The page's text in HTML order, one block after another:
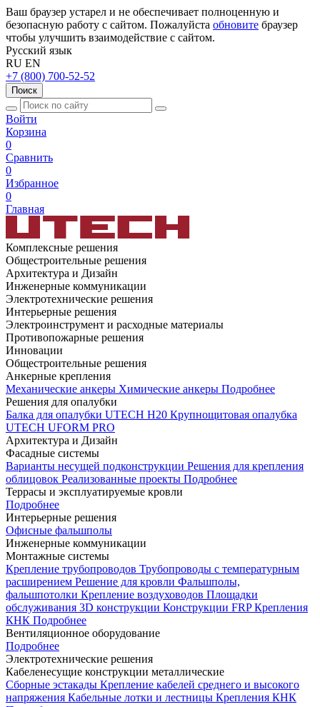
Ваш браузер устарел и не обеспечивает полноценную и
безопасную работу с сайтом. Пожалуйста обновите браузер
чтобы улучшить взаимодействие с сайтом.
Русский язык
RU EN
+7 (800) 700-52-52
Поиск
Войти
Корзина
0
Сравнить
0
Избранное
0
Главная
Комплексные решения
Общестроительные решения
Архитектура и Дизайн
Инженерные коммуникации
Электротехнические решения
Интерьерные решения
Электроинструмент и расходные материалы
Противопожарные решения
Инновации
Общестроительные решения
Анкерные крепления
Механические анкеры Химические анкеры Подробнее
Решения для опалубки
Балка для опалубки UTECH H20 Крупнощитовая опалубка
UTECH UFORM PRO
Архитектура и Дизайн
Фасадные системы
Варианты несущей подконструкции Решения для крепления
облицовок Реализованные проекты Подробнее
Террасы и эксплуатируемые кровли
Подробнее
Интерьерные решения
Офисные фальшполы
Инженерные коммуникации
Монтажные системы
Крепление трубопроводов Трубопроводы с температурным
расширением Решение для кровли Фальшполы,
фальшпотолки Крепление воздуховодов Площадки
обслуживания 3D конструкции Конструкции FRPКрепления
КНК Подробнее
Вентиляционное оборудование
Подробнее
Электротехнические решения
Кабеленесущие конструкции металлические
Сборные эстакады Крепление кабелей среднего и высокого
напряжения Кабельные лотки и лестницы Крепления КНК